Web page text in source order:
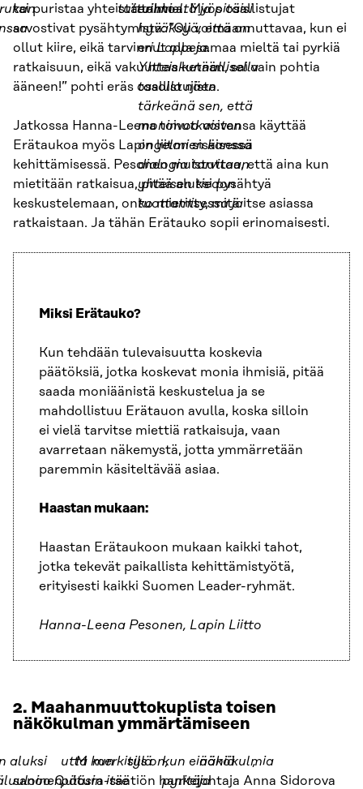
tuttuihin
eri mieltä ja pitäisi
hyväksyä, että on
eri Lappeja.
Yhteiskunnallisella
tasolla näen
tärkeänä sen, että
monimutkaisten
ongelmien kanssa
dialogia tarvitaan
yhteisen tiedon
tuottamisessa ja
tai puristaa yhteistä tahtoa. Myös osallistujat
arvostivat pysähtymistä: ”Oli voimaannuttavaa, kun ei
ollut kiire, eikä tarvinnut olla samaa mieltä tai pyrkiä
ratkaisuun, eikä vakuuttaa ketään, sai vain pohtia
ääneen!” pohti eräs osallistujista.
Jatkossa Hanna-Leena toivoo voivansa käyttää
Erätaukoa myös Lapin liiton sisäisessä
kehittämisessä. Pesonen muistuttaa, että aina kun
mietitään ratkaisua, pitää aluksi pysähtyä
keskustelemaan, onko mietitty, mitä itse asiassa
ratkaistaan. Ja tähän Erätauko sopii erinomaisesti.
Miksi Erätauko?
Kun tehdään tulevaisuutta koskevia
päätöksiä, jotka koskevat monia ihmisiä, pitää
saada moniäänistä keskustelua ja se
mahdollistuu Erätauon avulla, koska silloin
ei vielä tarvitse miettiä ratkaisuja, vaan
avarretaan näkemystä, jotta ymmärretään
paremmin käsiteltävää asiaa.
Haastan mukaan:
Haastan Erätaukoon mukaan kaikki tahot,
jotka tekevät paikallista kehittämistyötä,
erityisesti kaikki Suomen Leader-ryhmät.
Hanna-Leena Pesonen, Lapin Liitto
2. Maahanmuuttokuplista toisen
näkökulman ymmärtämiseen
aluksi
. M
utta kun
pääsin itse
merkitys
silläon,kun ei
pyritä
ääniä
ja
näkökulmia
,
sanoo Cultura-säätiön hankejohtaja Anna Sidorova